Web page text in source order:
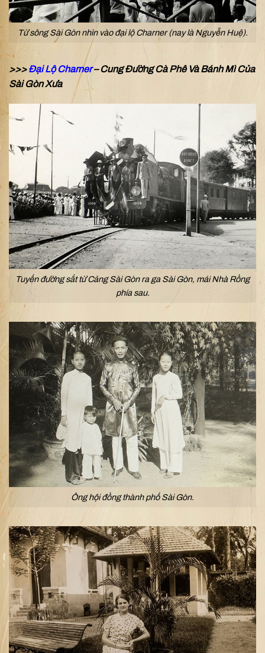
Từ sông Sài Gòn nhìn vào đại lộ Charner (nay là Nguyễn Huệ).
>>>Đại Lộ Charner– Cung Đường Cà Phê Và Bánh Mì Của
Sài Gòn Xưa
Tuyến đường sắt từ Cảng Sài Gòn ra ga Sài Gòn, mái Nhà Rồng
phía sau.
Ông hội đồng thành phố Sài Gòn.